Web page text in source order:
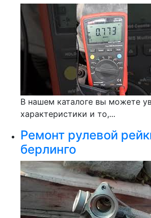
В нашем каталоге вы можете
характеристики и то,...
Ремонт рулевой
берлинго